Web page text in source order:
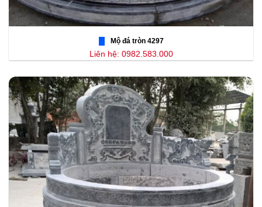
Mộ đá tròn 4297
Liên hệ: 0982.583.000